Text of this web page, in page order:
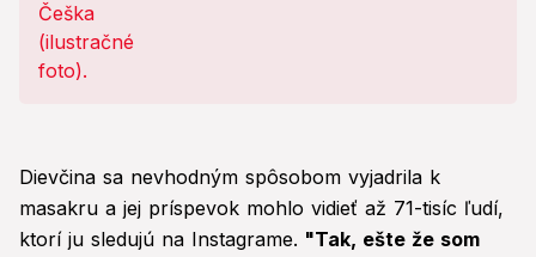
Dievčina sa nevhodným spôsobom vyjadrila k
masakru a jej príspevok mohlo vidieť až 71-tisíc ľudí,
ktorí ju sledujú na Instagrame. "Tak, ešte že som